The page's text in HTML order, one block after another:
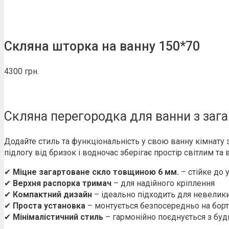
Скляна шторка на ванну 150*70
4300 грн.
Скляна перегородка для ванни з
Додайте стиль та функціональність у свою ванну
підлогу від бризок і водночас зберігає простір світлим та
✔ Міцне загартоване скло товщиною 6 мм. – стійке до
✔ Верхня распорка тримач – для надійного кріплення
✔ Компактний дизайн – ідеально підходить для
✔ Проста установка – монтується безпосередньо на
✔ Мінімалістичний стиль – гармонійно поєднується з